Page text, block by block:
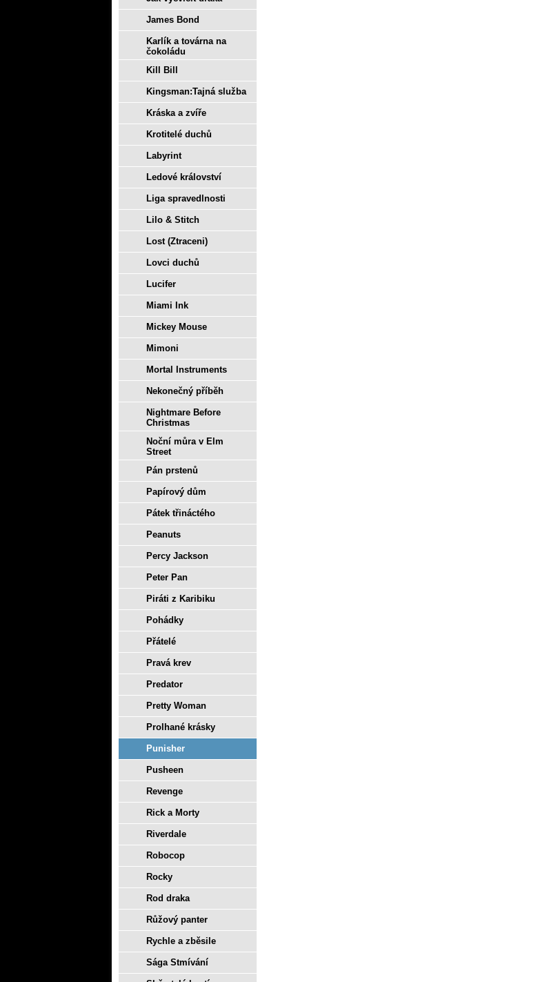
James Bond
Karlík a továrna na
čokoládu
Kill Bill
Kingsman:Tajná služba
Kráska a zvíře
Krotitelé duchů
Labyrint
Ledové království
Liga spravedlnosti
Lilo & Stitch
Lost (Ztraceni)
Lovci duchů
Lucifer
Miami Ink
Mickey Mouse
Mimoni
Mortal Instruments
Nekonečný příběh
Nightmare Before
Christmas
Noční můra v Elm
Street
Pán prstenů
Papírový dům
Pátek třináctého
Peanuts
Percy Jackson
Peter Pan
Piráti z Karibiku
Pohádky
Přátelé
Pravá krev
Predator
Pretty Woman
Prolhané krásky
Punisher
Pusheen
Revenge
Rick a Morty
Riverdale
Robocop
Rocky
Rod draka
Růžový panter
Rychle a zběsile
Sága Stmívání